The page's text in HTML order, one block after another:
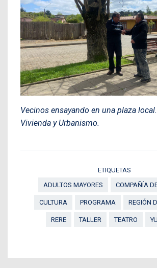
Vecinos ensayando en una plaza
Vivienda y Urbanismo.
ETIQUETAS
ADULTOS MAYORES
COMPAÑÍA
CULTURA PROGRAMA REGIÓN
RERE TALLER TEATRO